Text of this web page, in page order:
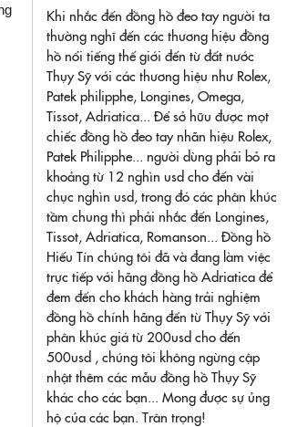
Khi nhắc đến đồng hồ đeo tay người ta
thường nghĩ đến các thương hiệu đồng
hồ nổi tiếng thế giới đến từ đất nước
Thụy Sỹ với các thương hiệu như Rolex,
Patek philipphe, Longines, Omega,
Tissot, Adriatica... Để sở hữu được mọt
chiếc đồng hồ đeo tay nhãn hiệu Rolex,
Patek Philipphe... người dùng phải bỏ ra
khoảng từ 12 nghìn usd cho đến vài
chục nghìn usd, trong đó các phân khúc
tầm chung thì phải nhắc đến Longines,
Tissot, Adriatica, Romanson... Đồng hồ
Hiếu Tín chúng tôi đã và đang làm việc
trực tiếp với hãng đồng hồ Adriatica để
đem đến cho khách hàng trải nghiệm
đồng hồ chính hãng đến từ Thụy Sỹ với
phân khúc giá từ 200usd cho đến
500usd , chúng tôi không ngừng cập
nhật thêm các mẫu đồng hồ Thụy Sỹ
khác cho các bạn... Mong được sự ủng
hộ của các bạn. Trân trọng!